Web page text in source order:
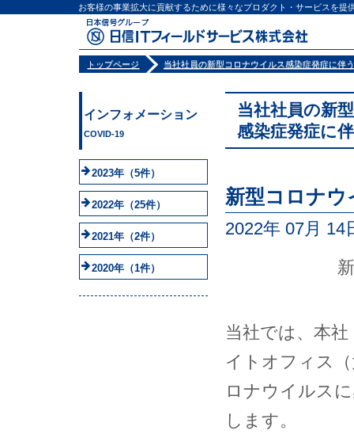
お客様の事業拡大に貢献するために様々なプロダクト・サービスを提
トップページ 当社社員の新型コロナウイルス感染症発症に伴
インフォメーション
COVID-19
2023年 （5件）
2022年 （25件）
2021年 （2件）
2020年 （1件）
当社社員の新
感染症発症に
新型コロナウ
2022年 07月 14
当社では、本
イトオフィス
ロナウイルス
します。